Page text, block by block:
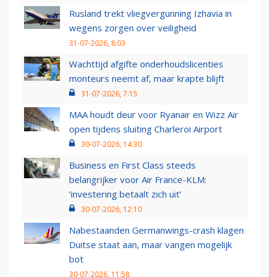
Rusland trekt vliegvergunning Izhavia in
wegens zorgen over veiligheid
31-07-2026, 8:03
Wachttijd afgifte onderhoudslicenties
monteurs neemt af, maar krapte blijft
31-07-2026, 7:15
MAA houdt deur voor Ryanair en Wizz Air
open tijdens sluiting Charleroi Airport
30-07-2026, 14:30
Business en First Class steeds
belangrijker voor Air France-KLM:
‘investering betaalt zich uit’
30-07-2026, 12:10
Nabestaanden Germanwings-crash klagen
Duitse staat aan, maar vangen mogelijk
bot
30-07-2026, 11:58